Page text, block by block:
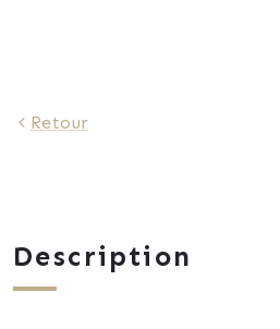
Retour
Description